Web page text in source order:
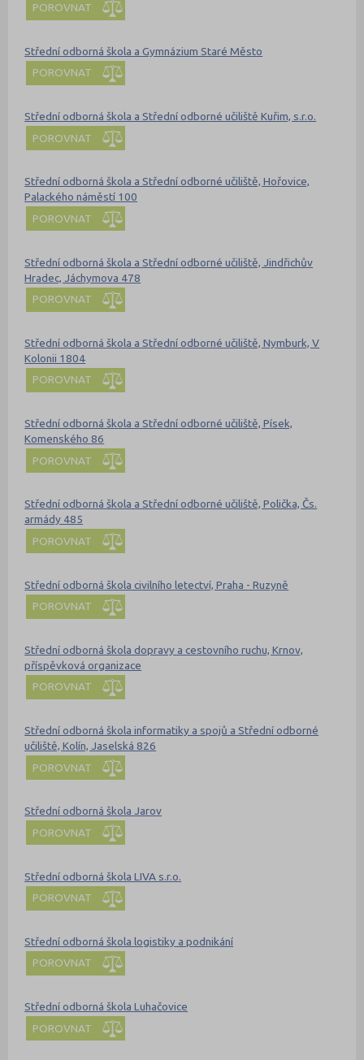
POROVNAT
Střední odborná škola a Gymnázium Staré Město
POROVNAT
Střední odborná škola a Střední odborné učiliště Kuřim, s.r.o.
POROVNAT
Střední odborná škola a Střední odborné učiliště, Hořovice,
Palackého náměstí 100
POROVNAT
Střední odborná škola a Střední odborné učiliště, Jindřichův
Hradec, Jáchymova 478
POROVNAT
Střední odborná škola a Střední odborné učiliště, Nymburk, V
Kolonii 1804
POROVNAT
Střední odborná škola a Střední odborné učiliště, Písek,
Komenského 86
POROVNAT
Střední odborná škola a Střední odborné učiliště, Polička, Čs.
armády 485
POROVNAT
Střední odborná škola civilního letectví, Praha - Ruzyně
POROVNAT
Střední odborná škola dopravy a cestovního ruchu, Krnov,
příspěvková organizace
POROVNAT
Střední odborná škola informatiky a spojů a Střední odborné
učiliště, Kolín, Jaselská 826
POROVNAT
Střední odborná škola Jarov
POROVNAT
Střední odborná škola LIVA s.r.o.
POROVNAT
Střední odborná škola logistiky a podnikání
POROVNAT
Střední odborná škola Luhačovice
POROVNAT